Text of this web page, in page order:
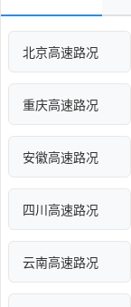
北京高速路况
重庆高速路况
安徽高速路况
四川高速路况
云南高速路况